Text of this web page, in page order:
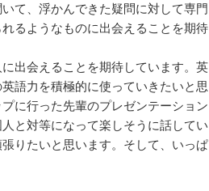
て、浮かんできた疑問に対して専門
るようなものに出会えることを期待
出会えることを期待しています。英
語力を積極的に使っていきたいと思
に行った先輩のプレゼンテーション
と対等になって楽しそうに話してい
りたいと思います。そして、いっぱ